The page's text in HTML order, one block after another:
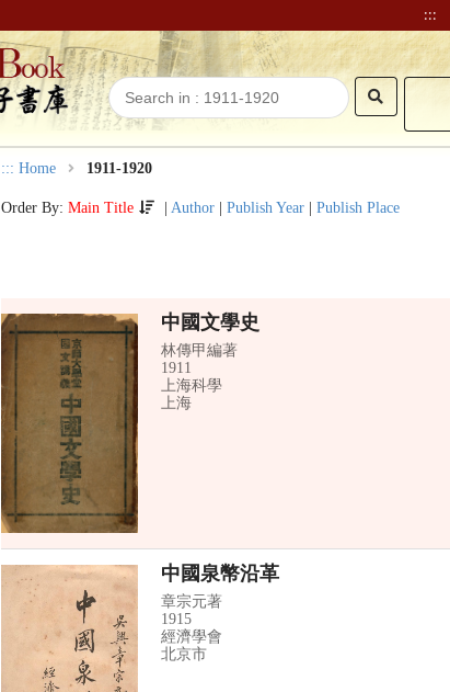
:::
::: Home 1911-1920
Order By:Main Title Author |Publish Year |Publish Place
中國文學史
林傳甲編著
1911
上海科學
上海
中國泉幣沿革
章宗元著
1915
經濟學會
北京市